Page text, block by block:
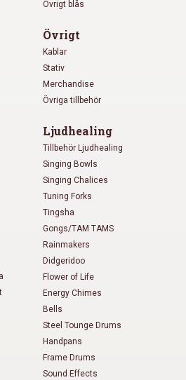
Övrigt blås
Övrigt
Kablar
Stativ
Merchandise
Övriga tillbehör
Ljudhealing
Tillbehör Ljudhealing
Singing Bowls
Singing Chalices
Tuning Forks
Tingsha
Gongs/TAM TAMS
Rainmakers
Didgeridoo
Flower of Life
Energy Chimes
Bells
Steel Tounge Drums
Handpans
Frame Drums
Sound Effects